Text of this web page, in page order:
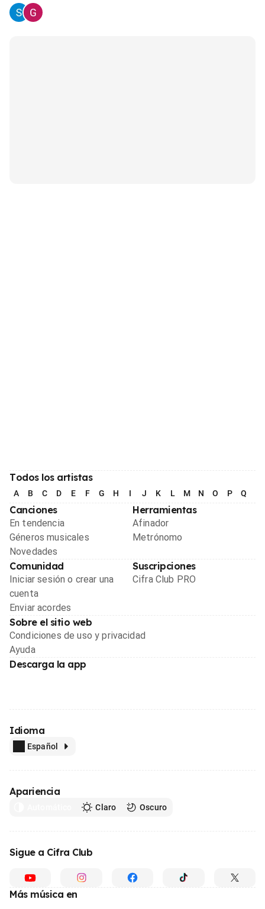
Todos los artistas
A B C D E F G H I J K L M N O P Q
Canciones
En tendencia
Géneros musicales
Novedades
Herramientas
Afinador
Metrónomo
Comunidad
Iniciar sesión o crear una
cuenta
Enviar acordes
Suscripciones
Cifra Club PRO
Sobre el sitio web
Condiciones de uso y privacidad
Ayuda
Descarga la app
Idioma
Español
Apariencia
Claro Oscuro
Sigue a Cifra Club
Más música en